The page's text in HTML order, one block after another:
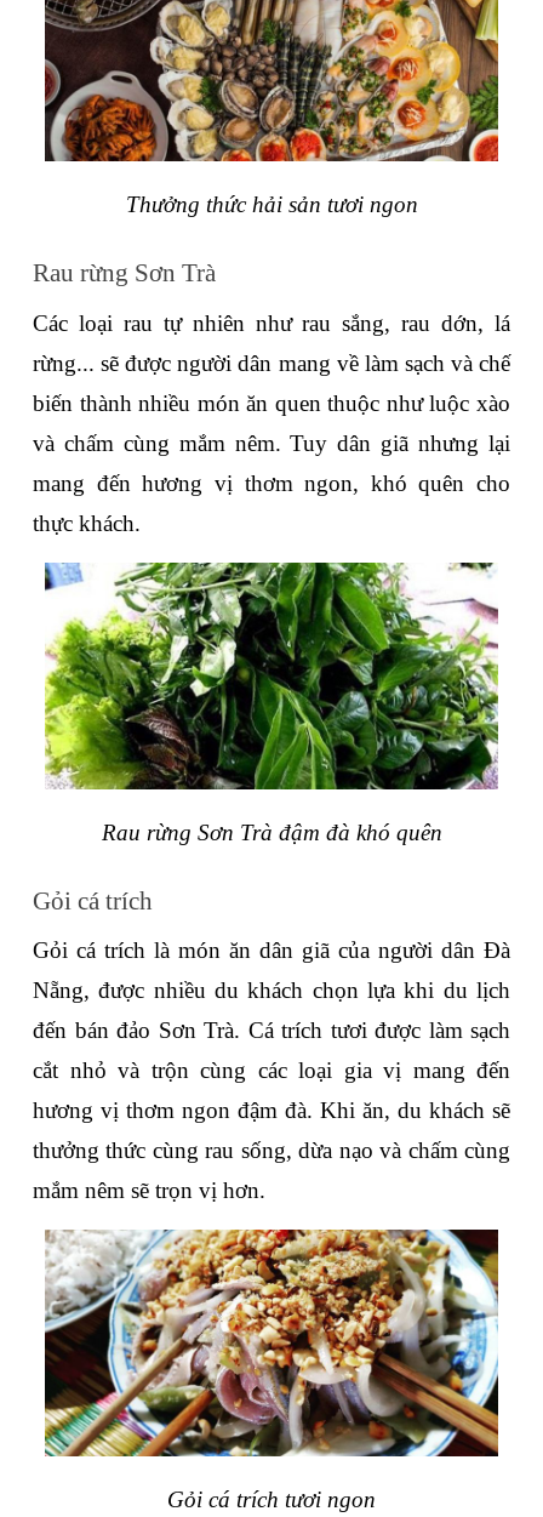
Thưởng thức hải sản tươi ngon
Rau rừng Sơn Trà
Các loại rau tự nhiên như rau sắng, rau dớn, lá
rừng... sẽ được người dân mang về làm sạch và chế
biến thành nhiều món ăn quen thuộc như luộc xào
và chấm cùng mắm nêm. Tuy dân giã nhưng lại
mang đến hương vị thơm ngon, khó quên cho
thực khách.
Rau rừng Sơn Trà đậm đà khó quên
Gỏi cá trích
Gỏi cá trích là món ăn dân giã của người dân Đà
Nẵng, được nhiều du khách chọn lựa khi du lịch
đến bán đảo Sơn Trà. Cá trích tươi được làm sạch
cắt nhỏ và trộn cùng các loại gia vị mang đến
hương vị thơm ngon đậm đà. Khi ăn, du khách sẽ
thưởng thức cùng rau sống, dừa nạo và chấm cùng
mắm nêm sẽ trọn vị hơn.
Gỏi cá trích tươi ngon